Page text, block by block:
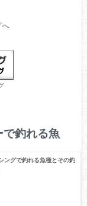
釣れる魚
ングで釣れる魚種とその釣